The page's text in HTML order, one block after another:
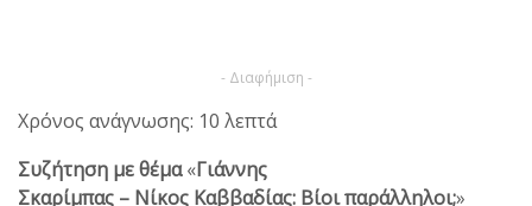
- Διαφήμιση -
Χρόνος ανάγνωσης: 10 λεπτά
Συζήτηση με θέμα«Γιάννης
Σκαρίμπας – Νίκος Καββαδίας: Βίοι παράλληλοι;»